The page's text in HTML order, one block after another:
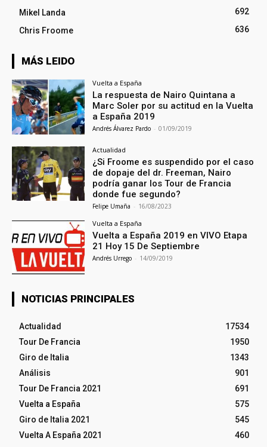
Mikel Landa
692
Chris Froome
636
MÁS LEIDO
Vuelta a España
La respuesta de Nairo Quintana a
Marc Soler por su actitud en la Vuelta
a España 2019
Andrés Álvarez Pardo - 01/09/2019
Actualidad
¿Si Froome es suspendido por el caso
de dopaje del dr. Freeman, Nairo
podría ganar los Tour de Francia
donde fue segundo?
Felipe Umaña - 16/08/2023
Vuelta a España
Vuelta a España 2019 en VIVO Etapa
21 Hoy 15 De Septiembre
Andrés Urrego - 14/09/2019
NOTICIAS PRINCIPALES
Actualidad
17534
Tour De Francia
1950
Giro de Italia
1343
Análisis
901
Tour De Francia 2021
691
Vuelta a España
575
Giro de Italia 2021
545
Vuelta A España 2021
460